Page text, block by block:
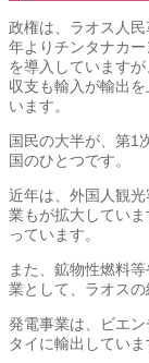
政権は、ラオス人
年よりチンタナカ
を導入しています
収支も輸入が輸出
います。
国民の大半が、第1
国のひとつです。
近年は、外国人観
業もが拡大してい
っています。
また、鉱物性燃料
業として、ラオスの
発電事業は、ビエ
タイに輸出していま